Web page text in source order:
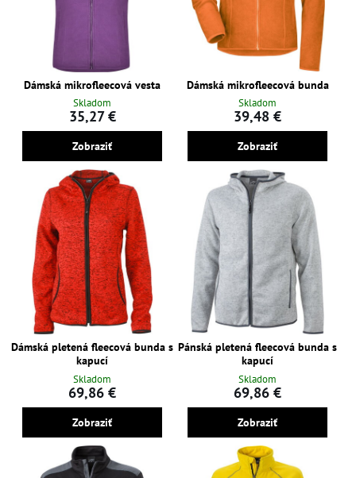
Dámská mikrofleecová vesta
Skladom
35,27 €
Zobraziť
Dámská mikrofleecová bunda
Skladom
39,48 €
Zobraziť
Dámská pletená fleecová bunda s
kapucí
Skladom
69,86 €
Zobraziť
Pánská pletená fleecová bunda s
kapucí
Skladom
69,86 €
Zobraziť